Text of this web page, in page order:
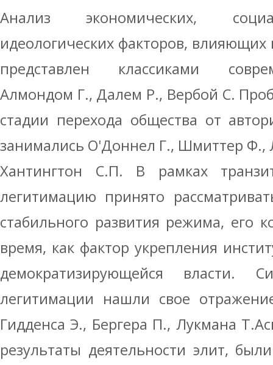
Анализ экономических,
идеологических факторов,
представлен классиками
Алмондом Г., Далем Р., Вербой С.
стадии перехода общества от
занимались О'Доннел Г., Шмиттер Ф.,
Хантингтон С.П. В рамках
легитимацию принято
стабильного развития режима, его
время, как фактор укрепления
демократизирующейся власти.
легитимации нашли свое
Гидденса Э., Бергера П., Лукмана
результаты деятельности элит,